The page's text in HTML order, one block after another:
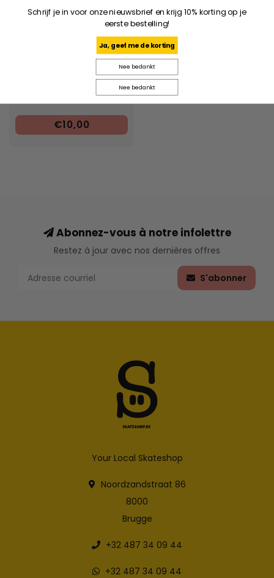
Carbon Cleaning Brush
€10,00
Abonnez-vous à notre infolettre
Restez à jour avec nos dernières offres
S'abonner
Your Local Skateshop
Noordzandstraat 86
8000
Brugge
+32 487 34 09 44
+32 487 34 09 44
Schrijf je in voor onze nieuwsbrief en krijg 10% korting op je
eerste bestelling!
Ja, geef me de korting
Nee bedankt
Nee bedankt